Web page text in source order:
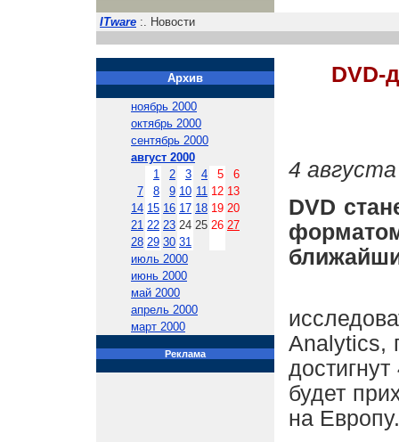
ITware :. Новости
Архив
ноябрь 2000
октябрь 2000
сентябрь 2000
август 2000
1
2 3 4 5
6
7
8 9 10 11 12 13
14 15 16 17 18 19 20
21 22 23 24 25 26 27
28 29 30 31
июль 2000
июнь 2000
май 2000
апрель 2000
март 2000
Реклама
DVD-
4
DVD
Analytics,
будет
на Европу.